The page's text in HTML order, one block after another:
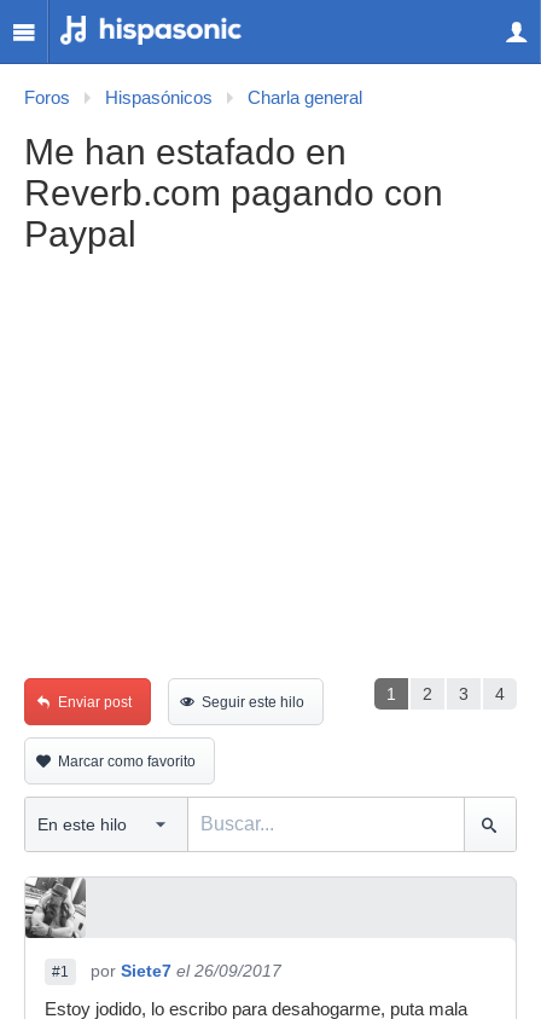
Foros Hispasónicos Charla general
Me han estafado en
Reverb.com pagando con
Paypal
1 2 3 4
Enviar post Seguir este hilo
Marcar como favorito
#1 por Siete7 el 26/09/2017
Estoy jodido, lo escribo para desahogarme, puta mala